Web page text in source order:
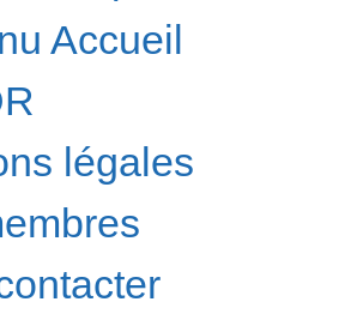
Accueil
légales